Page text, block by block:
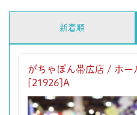
新着順
がちゃぽん帯広店 / ホー
[21926]A